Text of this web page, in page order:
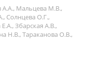
Мальцева М.В.,
Солнцева О.Г.,
Збарская А.В.,
Н.В., Тараканова О.В.,